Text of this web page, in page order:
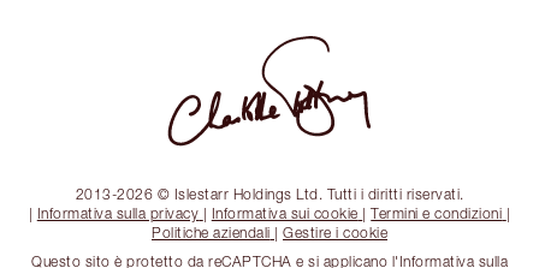
2013-2026 © Islestarr Holdings Ltd. Tutti i diritti riservati.
| Informativa sulla privacy | Informativa sui cookie |Termini e condizioni |
Politiche aziendali | Gestire i cookie
Questo sito è protetto da reCAPTCHA e si applicano l'Informativa sulla